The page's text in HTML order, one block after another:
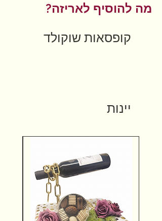
מה להוסיף לאריזה?
קופסאות שוקולד
יינות